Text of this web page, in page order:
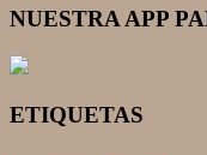
NUESTRA APP
ETIQUETAS